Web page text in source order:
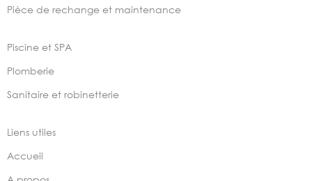
Pièce de rechange et maintenance
Piscine et SPA
Plomberie
Sanitaire et robinetterie
Liens utiles
Accueil